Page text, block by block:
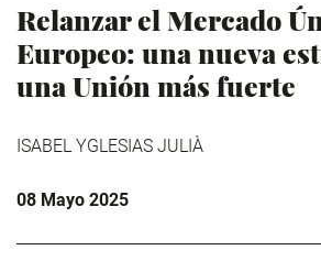
Relanzar el Mercado
Europeo: una nueva
una Unión más fuerte
ISABEL YGLESIAS JULIÀ
08 Mayo 2025